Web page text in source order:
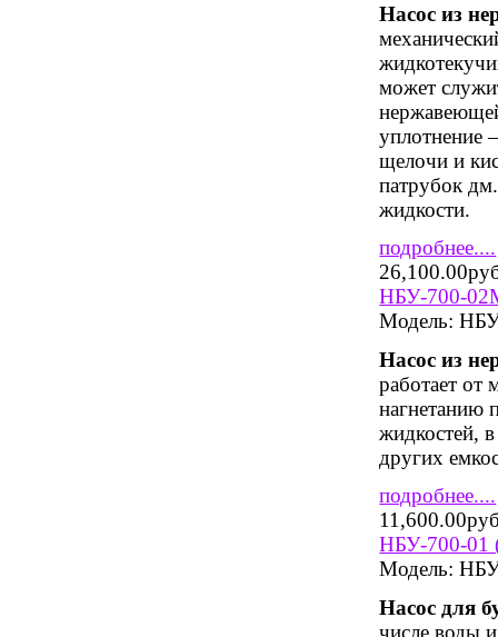
Насос из
может
уплотнение
щелочи и
патрубок
жидкости.
подробнее....
НБУ-700-
Модель:
Насос из
работает от
нагнетанию
жидкостей,
других
подробнее....
НБУ-700-01
Модель:
Насос для
числе воды